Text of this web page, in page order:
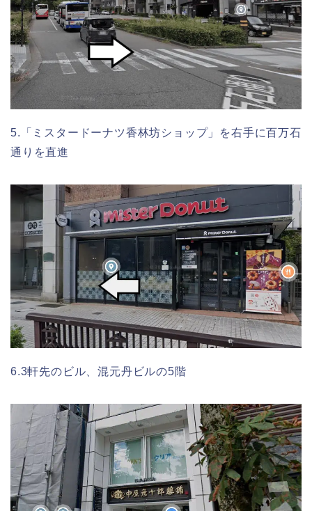
5.「ミスタードーナツ香林坊ショップ」を右手に百万石
通りを直進
6.3軒先のビル、混元丹ビルの5階